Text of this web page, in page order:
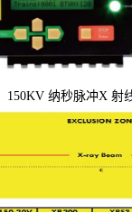
150KV 纳秒脉冲X 射